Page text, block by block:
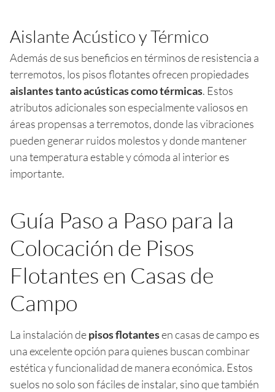
Aislante Acústico y Térmico
Además de sus beneficios en términos de resistencia a
terremotos, los pisos flotantes ofrecen propiedades
aislantes tanto acústicas como térmicas. Estos
atributos adicionales son especialmente valiosos en
áreas propensas a terremotos, donde las vibraciones
pueden generar ruidos molestos y donde mantener
una temperatura estable y cómoda al interior es
importante.
Guía Paso a Paso para la
Colocación de Pisos
Flotantes en Casas de
Campo
La instalación depisos flotantesen casas de campo es
una excelente opción para quienes buscan combinar
estética y funcionalidad de manera económica. Estos
suelos no solo son fáciles de instalar, sino que también